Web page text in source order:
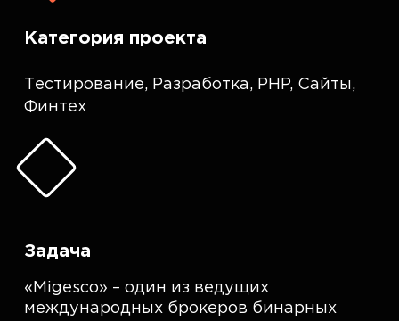
Категория проекта
Тестирование, Разработка, PHP, Сайты,
Финтех
Задача
«Migesco» – один из ведущих
международных брокеров бинарных